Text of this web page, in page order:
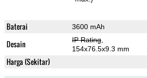
Baterai 3600 mAh
Desain IP Rating,
154x76.5x9.3 mm
Harga (Sekitar)